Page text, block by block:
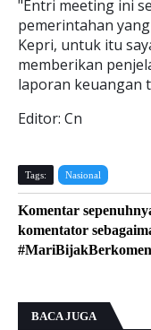
"Entri meeting ini
pemerintahan
Kepri, untuk itu
memberikan
laporan keuangan
Editor: Cn
Tags: Nasional
Komentar
komentator
BACA JUGA